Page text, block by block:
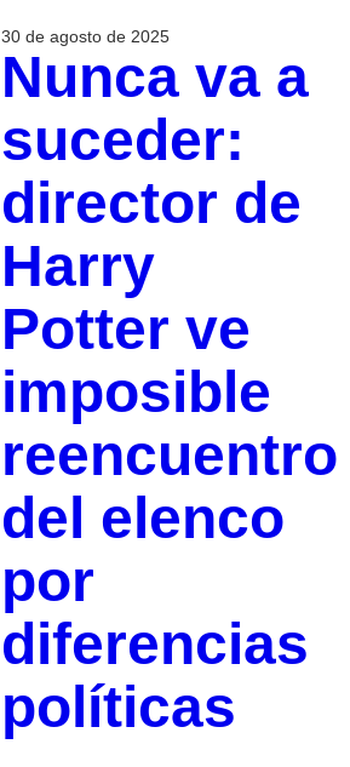
30 de agosto de 2025
Nunca va a
suceder:
director de
Harry
Potter ve
imposible
reencuentro
del elenco
por
diferencias
políticas